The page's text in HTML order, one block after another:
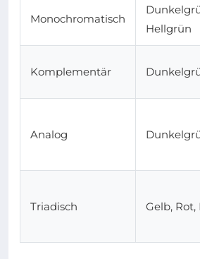
Monochromatisch
Hellgrün
Komplementär
Analog
Triadisch Gelb, Rot,